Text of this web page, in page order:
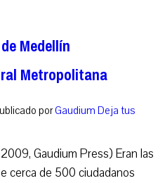
Medellín
Metropolitana
porGaudium Deja tus
Gaudium Press) Eran las
cerca de 500 ciudadanos